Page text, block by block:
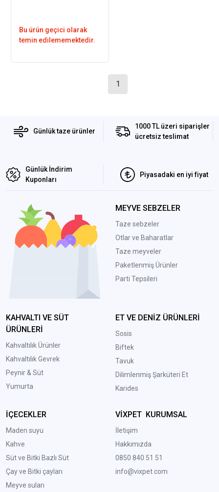
Bu ürün geçici olarak
temin edilememektedir.
1
Günlük taze ürünler
1000 TL üzeri siparişler
ücretsiz teslimat
Günlük İndirim
Kuponları
Piyasadaki en iyi fiyat
MEYVE SEBZELER
Taze sebzeler
Otlar ve Baharatlar
Taze meyveler
Paketlenmiş Ürünler
Parti Tepsileri
KAHVALTI VE SÜT
ÜRÜNLERİ
Kahvaltılık Ürünler
Kahvaltılık Gevrek
Peynir & Süt
Yumurta
ET VE DENİZ ÜRÜNLERİ
Sosis
Biftek
Tavuk
Dilimlenmiş Şarküteri Et
Karides
İÇECEKLER
Maden suyu
Kahve
Süt ve Bitki Bazlı Süt
Çay ve Bitki çayları
Meyve suları
VİXPET KURUMSAL
İletişim
Hakkımızda
0850 840 51 51
info@vixpet.com